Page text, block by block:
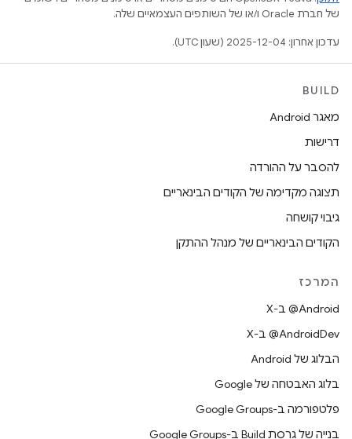
של חברת Oracle ו/או של השותפים העצמאיים שלה.
עדכון אחרון: 2025-12-04 (שעון UTC).
BUILD
מאגר Android
דרישות
להסבר על ההורדה
תצוגה מקדימה של הקודים הבינאריים
גיבוי קושחה
הקודים הבינאריים של מנהל ההתקן
המרכז
‫‎@Android ב-X
‫‎@AndroidDev ב-X
הבלוג של Android
בלוג האבטחה של Google
פלטפורמה ב-Google Groups
בנייה של גרסת Build ב-Google Groups